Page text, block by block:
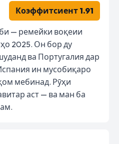
Коэффитсиент 1.91
— ремейки воқеии
2025. Он бор ду
ва Португалия дар
ин мусобиқаро
мебинад. Рӯҳи
аст — ва ман ба